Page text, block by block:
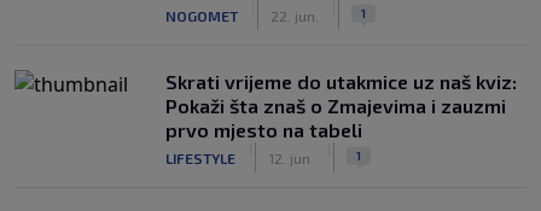
NOGOMET 22. jun. 1
Skrati vrijeme do utakmice uz naš kviz:
Pokaži šta znaš o Zmajevima i zauzmi
prvo mjesto na tabeli
LIFESTYLE 12. jun. 1